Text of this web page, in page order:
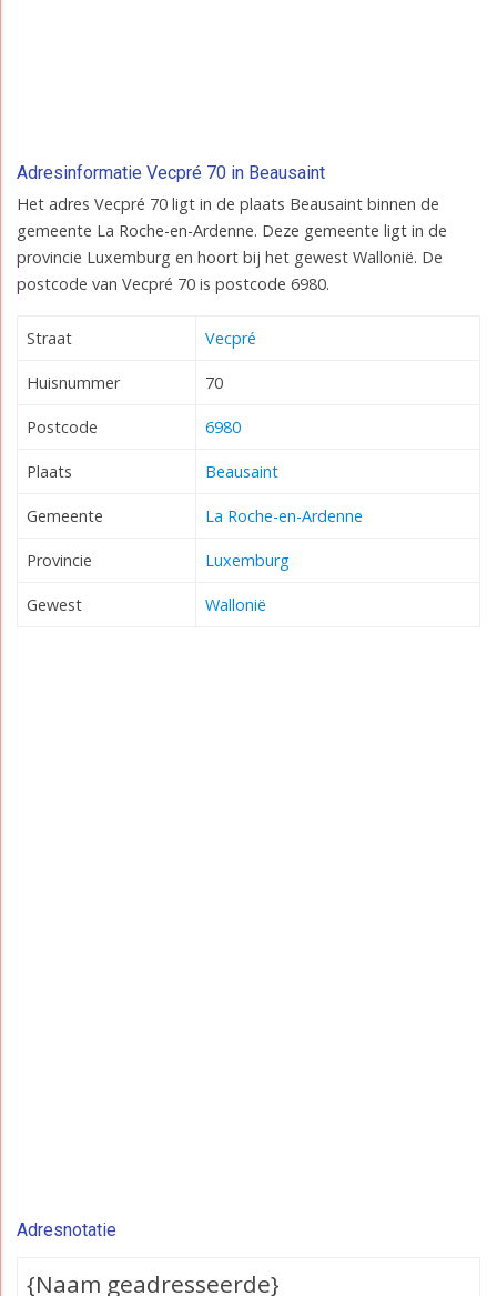
Adresinformatie Vecpré 70 in Beausaint
Het adres Vecpré 70 ligt in de plaats Beausaint binnen de
gemeente La Roche-en-Ardenne. Deze gemeente ligt in de
provincie Luxemburg en hoort bij het gewest Wallonië. De
postcode van Vecpré 70 is postcode 6980.
Straat Vecpré
Huisnummer 70
Postcode 6980
Plaats Beausaint
Gemeente La Roche-en-Ardenne
Provincie Luxemburg
Gewest Wallonië
Adresnotatie
{Naam geadresseerde}